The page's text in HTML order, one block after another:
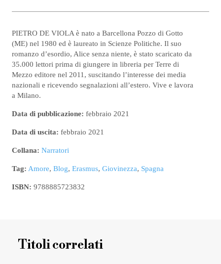
PIETRO DE VIOLA è nato a Barcellona Pozzo di Gotto
(ME) nel 1980 ed è laureato in Scienze Politiche. Il suo
romanzo d’esordio, Alice senza niente, è stato scaricato da
35.000 lettori prima di giungere in libreria per Terre di
Mezzo editore nel 2011, suscitando l’interesse dei media
nazionali e ricevendo segnalazioni all’estero. Vive e lavora
a Milano.
Data di pubblicazione: febbraio 2021
Data di uscita: febbraio 2021
Collana: Narratori
Tag: Amore, Blog, Erasmus, Giovinezza, Spagna
ISBN: 9788885723832
Titoli correlati